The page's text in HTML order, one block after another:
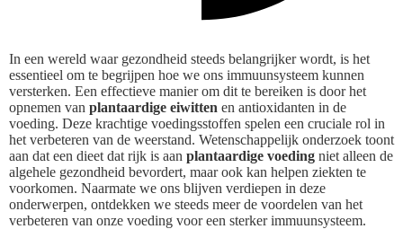
In een wereld waar gezondheid steeds belangrijker wordt, is het
essentieel om te begrijpen hoe we ons immuunsysteem kunnen
versterken. Een effectieve manier om dit te bereiken is door het
opnemen van plantaardige eiwitten en antioxidanten in de
voeding. Deze krachtige voedingsstoffen spelen een cruciale rol in
het verbeteren van de weerstand. Wetenschappelijk onderzoek toont
aan dat een dieet dat rijk is aan plantaardige voeding niet alleen de
algehele gezondheid bevordert, maar ook kan helpen ziekten te
voorkomen. Naarmate we ons blijven verdiepen in deze
onderwerpen, ontdekken we steeds meer de voordelen van het
verbeteren van onze voeding voor een sterker immuunsysteem.